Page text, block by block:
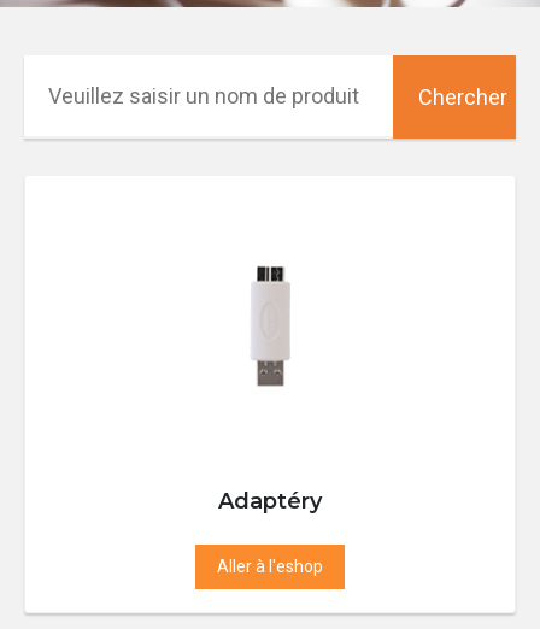
Adaptéry
Aller à l'eshop